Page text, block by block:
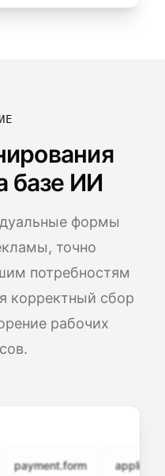
базе ИИ
формы
точно
потребностям
корректный сбор
рабочих